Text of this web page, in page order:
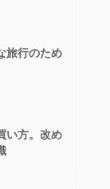
旅行のため
い方。改め